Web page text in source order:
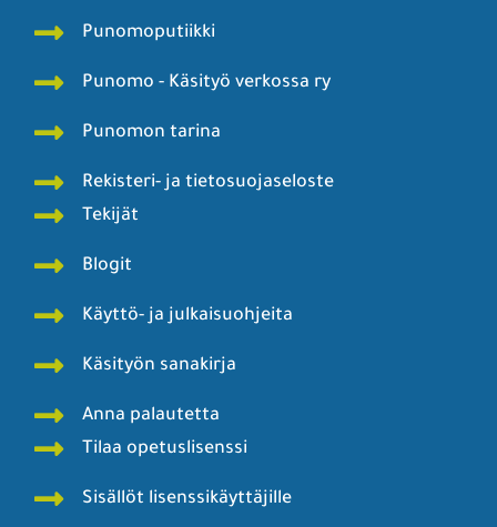
Punomoputiikki
Punomo - Käsityö verkossa ry
Punomon tarina
Rekisteri- ja tietosuojaseloste
Tekijät
Blogit
Käyttö- ja julkaisuohjeita
Käsityön sanakirja
Anna palautetta
Tilaa opetuslisenssi
Sisällöt lisenssikäyttäjille